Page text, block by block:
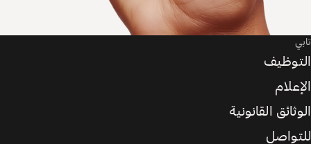
تابي
التوظيف
الإعلام
الوثائق القانونية
للتواصل